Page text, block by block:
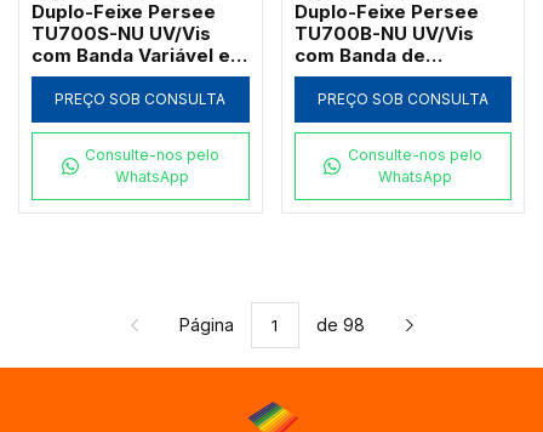
Duplo-Feixe Persee
TU700S-NU UV/Vis
com Banda Variável e
Software UVWin (190 a
1100nm)
PREÇO SOB CONSULTA
Consulte-nos pelo
WhatsApp
Duplo-Feixe Persee
TU700B-NU UV/Vis
com Banda de
Passagem 2nm e
Software UVWin (190 a
1100nm)
PREÇO SOB CONSULTA
Consulte-nos pelo
WhatsApp
Página de 98